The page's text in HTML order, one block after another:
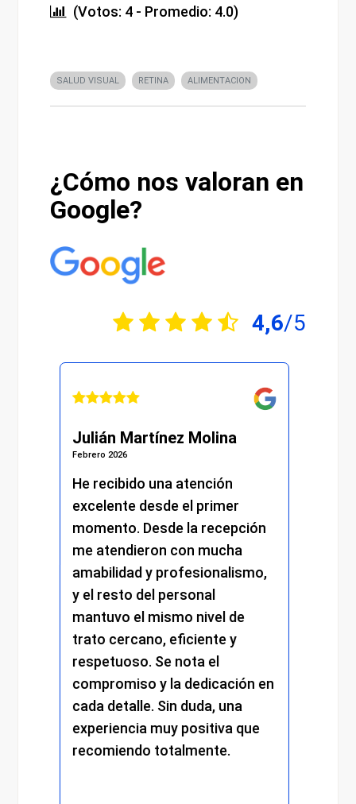
(Votos: 4 - Promedio: 4.0)
SALUD VISUAL RETINA ALIMENTACION
¿Cómo nos valoran en
Google?
4,6/5
Julián Martínez Molina
Febrero 2026
He recibido una atención
excelente desde el primer
momento. Desde la recepción
me atendieron con mucha
amabilidad y profesionalismo,
y el resto del personal
mantuvo el mismo nivel de
trato cercano, eficiente y
respetuoso. Se nota el
compromiso y la dedicación en
cada detalle. Sin duda, una
experiencia muy positiva que
recomiendo totalmente.